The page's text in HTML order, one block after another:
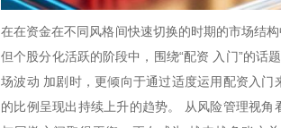
在在资金在不同风格间快速切换的时期的市场结
但个股分化活跃的阶段中，围绕“配资 入门”的话
场波动 加剧时，更倾向于通过适度运用配资入
的比例呈现出持续上升的趋势。 从风险管理视